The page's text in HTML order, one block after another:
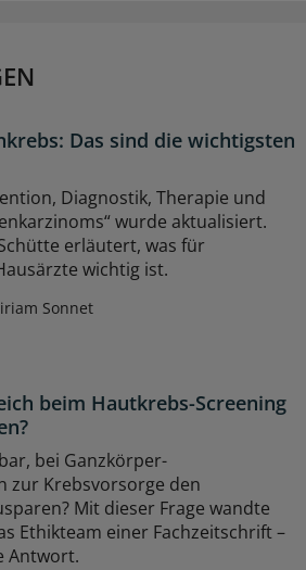
Das sind die wichtigsten
Diagnostik, Therapie und
wurde aktualisiert.
erläutert, was für
wichtig ist.
Sonnet
beim Hautkrebs-Screening
bei Ganzkörper-
zur Krebsvorsorge den
Mit dieser Frage wandte
Ethikteam einer Fachzeitschrift –
Antwort.